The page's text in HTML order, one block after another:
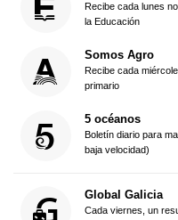
Recibe cada lunes
la Educación
Somos Agro
Recibe cada
primario
5 océanos
Boletín diario para
baja velocidad)
Global Galicia
Cada viernes, un